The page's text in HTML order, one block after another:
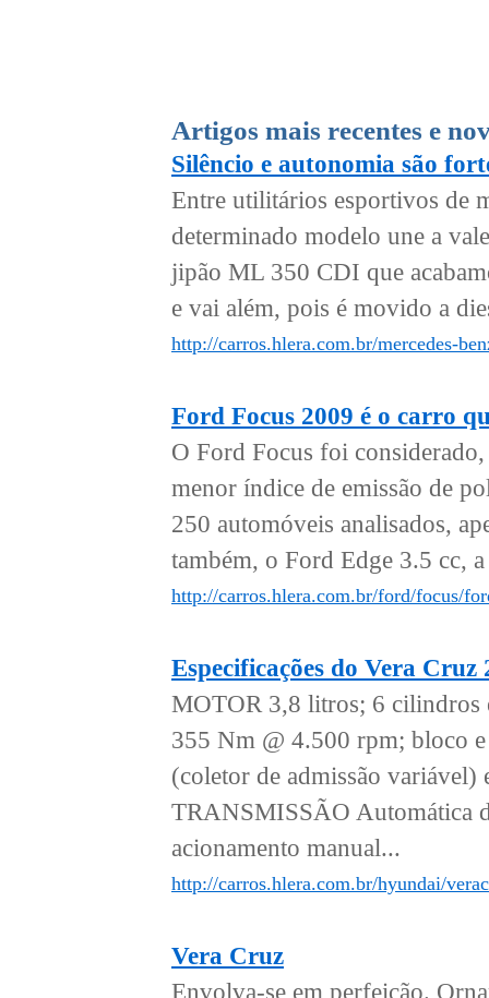
Artigos mais recentes e
Silêncio e autonomia são
Entre utilitários esportivos de
determinado modelo une a
jipão ML 350 CDI que
e vai além, pois é movido a
http://carros.hlera.com.br/mercedes-
Ford Focus 2009 é o carro
O Ford Focus foi
menor índice de emissão de
250 automóveis analisados,
também, o Ford Edge 3.5 cc,
http://carros.hlera.com.br/ford/focus/
Especificações do Vera Cruz
MOTOR 3,8 litros; 6 cilindros
355 Nm @ 4.500 rpm; bloco
(coletor de admissão
TRANSMISSÃO Automática
acionamento manual...
http://carros.hlera.com.br/hyundai/
Vera Cruz
Envolva-se em perfeição.